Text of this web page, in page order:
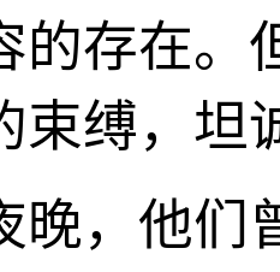
的存在。
束缚，坦
晚，他们